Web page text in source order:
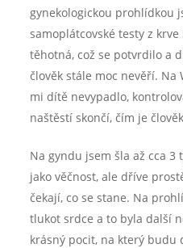
gynekologickou prohlídkou
samoplátcovské testy z
těhotná, což se potvrdilo a
člověk stále moc nevěří. Na
mi dítě nevypadlo,
naštěstí skončí, čím je
Na gyndu jsem šla až cca
jako věčnost, ale dříve
čekají, co se stane. Na
tlukot srdce a to byla další
krásný pocit, na který budu